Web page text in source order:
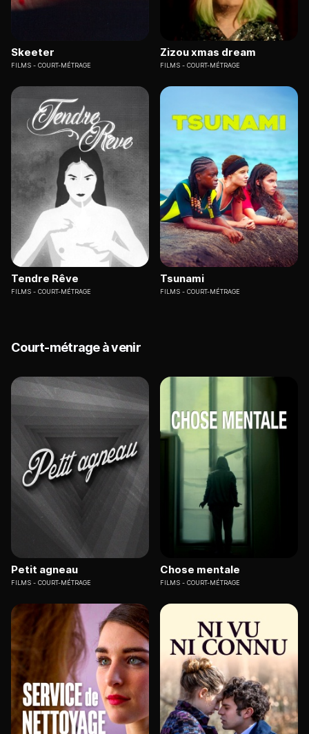
Skeeter
FILMS COURT-MÉTRAGE
Zizou xmas dream
FILMS COURT-MÉTRAGE
Tendre Rêve
FILMS COURT-MÉTRAGE
Tsunami
FILMS COURT-MÉTRAGE
Court-métrage à venir
Petit agneau
FILMS COURT-MÉTRAGE
Chose mentale
FILMS COURT-MÉTRAGE